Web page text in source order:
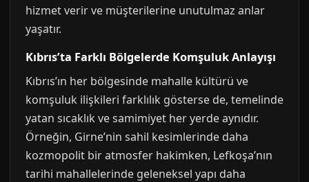
hizmet verir ve müşterilerine unutulmaz anlar
yaşatır.
Kıbrıs’ta Farklı Bölgelerde Komşuluk Anlayışı
Kıbrıs’ın her bölgesinde mahalle kültürü ve
komşuluk ilişkileri farklılık gösterse de, temelinde
yatan sıcaklık ve samimiyet her yerde aynıdır.
Örneğin, Girne’nin sahil kesimlerinde daha
kozmopolit bir atmosfer hakimken, Lefkoşa’nın
tarihi mahallelerinde geleneksel yapı daha